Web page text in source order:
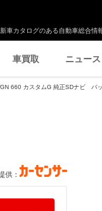
車カタログのある自動車総合情
車買取 ニュース
660 カスタムG 純正SDナビ バ
供：